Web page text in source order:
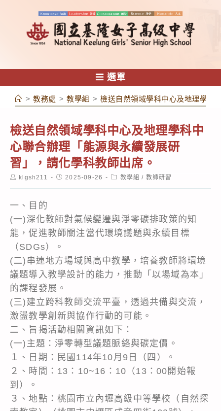
容
選單
> 教務處 > 教學組 > 檢送自然領域學科中心及地理學科
檢送自然領域學科中心及地理學科中
心聯合辦理「能源與永續發展研
習」，請化學科教師出席。
Postklgsh211
Post2025-09-26
Post教學組 / 教師研習
一、目的
(一)深化教師對氣候變遷與淨零碳排政策的知
能，促進教師關注當代環境議題與永續目標
（SDGs）。
(二)串連地方場域與高中教學，培養教師將環境
議題導入教學設計的能力，推動「以場域為本」
的課程發展。
(三)建立跨科教師交流平臺，透過共備與交流，
激盪教學創新與協作行動的可能。
二、旨揭活動相關資訊如下：
(一)主題：淨零轉型議題脈絡與碳定價。
１、日期：民國114年10月9日（四）。
２、時間：13：10~16：10（13：00開始報
到）。
３、地點：桃園市立內壢高級中等學校（自然探